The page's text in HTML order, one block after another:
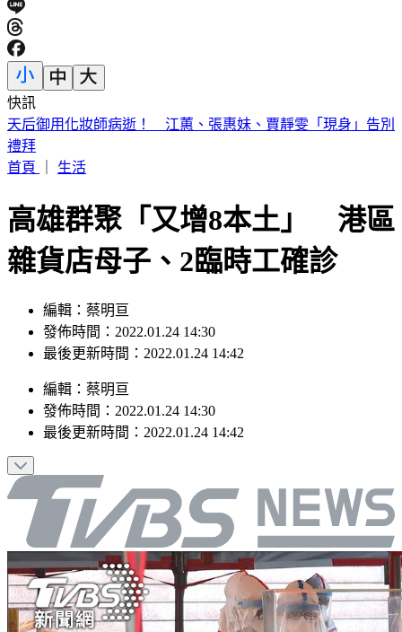
快訊
半導體關鍵原料！川普擬祭多晶矽產品15%關稅
首頁
高雄群聚「又增8本土」 港區
雜貨店母子、2臨時工確診
發佈時間：2022.01.24 14:30
最後更新時間：2022.01.24 14:42
發佈時間： 2022.01.24 14:30
最後更新時間：2022.01.24 14:42